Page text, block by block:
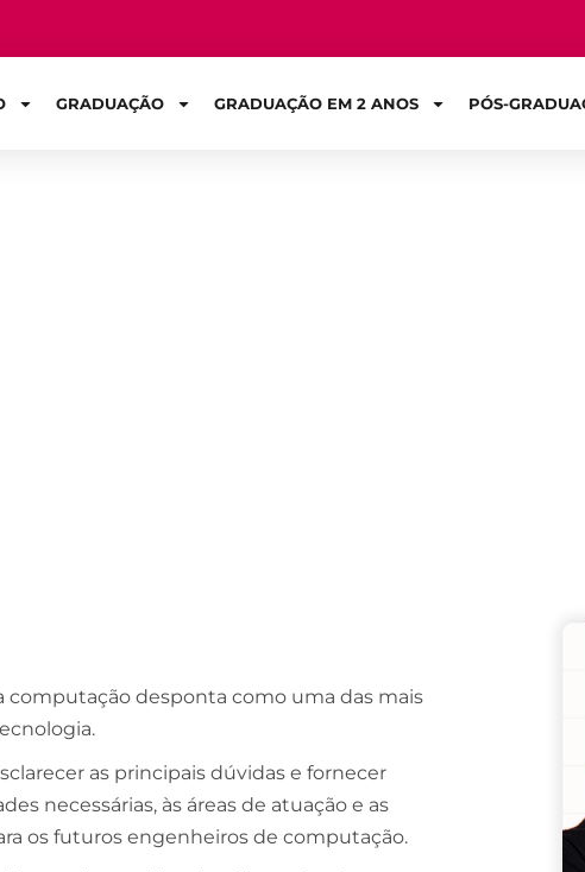
GRADUAÇÃO GRADUAÇÃO EM 2 ANOS PÓS-
computação desponta como uma das mais
as principais dúvidas e fornecer
necessárias, às áreas de atuação e as
os futuros engenheiros de computação.